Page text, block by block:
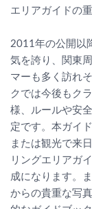
エリアガイドの
2011年の公開以
気を誇り、関東
マーも多く訪れ
クでは今後もク
様、ルールや安
定です。本ガイ
または観光で来
リングエリアガ
成になります。
からの貴重な写